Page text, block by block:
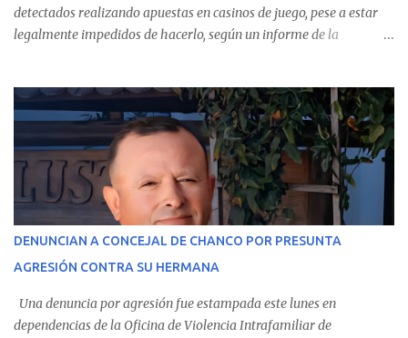
detectados realizando apuestas en casinos de juego, pese a estar
legalmente impedidos de hacerlo, según un informe de la
estableció que estos funcionarios —quienes administran o
custodian fondos públicos— efectuaron transacciones por un
monto total de $116.075.918 entre enero de 2024 y junio de 2025.
En el detalle regional, se indica que en la comuna de Cauquenes se
identificó a cuatro funcionarios involucrados en este tipo de
operaciones. Asimismo, se precisa que uno de los casos
corresponde a un funcionario de la Municipalidad de Chanco,
detectaron incumplimientos a la normativa vigente. El informe
precisa que la mayor cantidad de dinero apostado se registró en
Talca, donde...
DENUNCIAN A CONCEJAL DE CHANCO POR PRESUNTA
AGRESIÓN CONTRA SU HERMANA
Una denuncia por agresión fue estampada este lunes en
dependencias de la Oficina de Violencia Intrafamiliar de